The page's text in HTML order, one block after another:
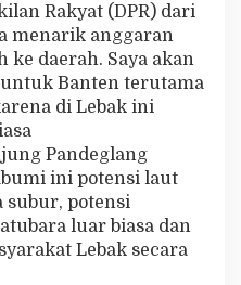
Rakyat (DPR) dari
menarik anggaran
daerah. Saya akan
Banten terutama
di Lebak ini
Pandeglang
ini potensi laut
subur, potensi
luar biasa dan
Lebak secara